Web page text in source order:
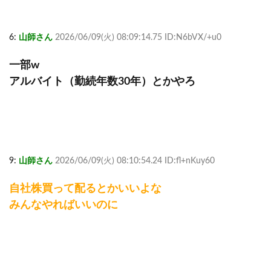
6: 山師さん 2026/06/09(火) 08:09:14.75 ID:N6bVX/+u0
一部w
アルバイト（勤続年数30年）とかやろ
9: 山師さん 2026/06/09(火) 08:10:54.24 ID:fl+nKuy60
自社株買って配るとかいいよな
みんなやればいいのに